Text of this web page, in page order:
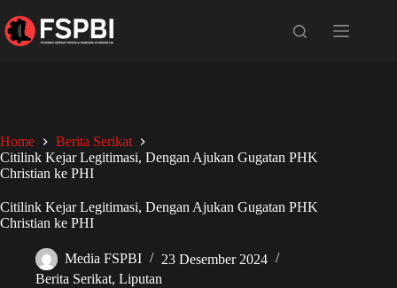
Home
Berita Serikat
Citilink Kejar Legitimasi, Dengan Ajukan Gugatan PHK
Christian ke PHI
Citilink Kejar Legitimasi, Dengan Ajukan Gugatan PHK
Christian ke PHI
Media FSPBI
23 Desember 2024
Berita Serikat, Liputan